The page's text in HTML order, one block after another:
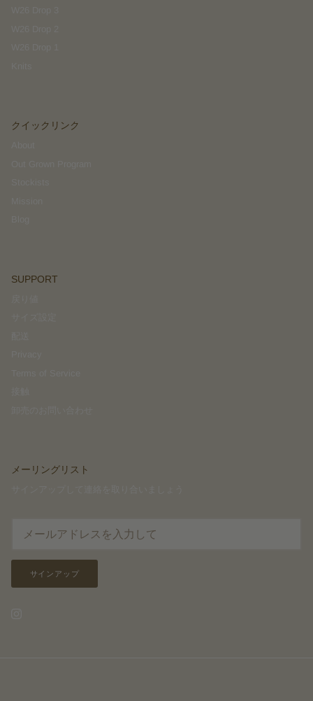
クイックリンク
SUPPORT
メーリングリスト
サインアップ